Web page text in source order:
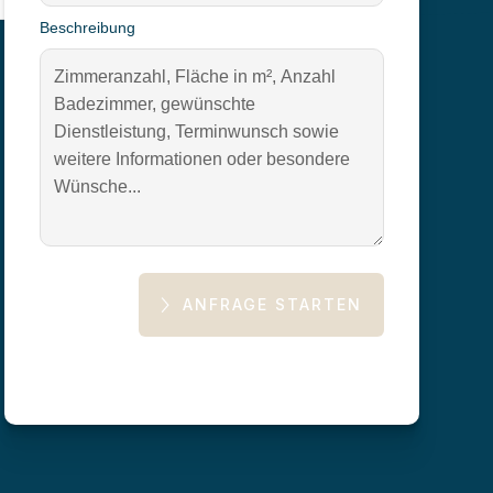
Beschreibung
ANFRAGE STARTEN
Bewertungen via Google